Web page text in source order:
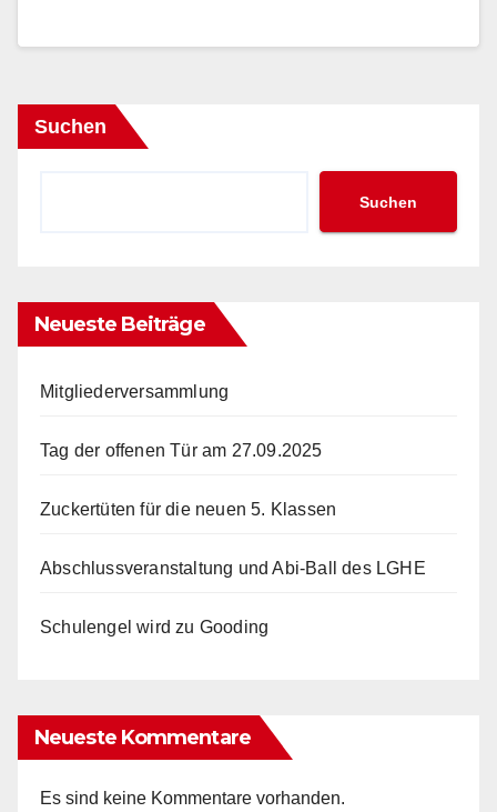
Suchen
Suchen
Neueste Beiträge
Mitgliederversammlung
Tag der offenen Tür am 27.09.2025
Zuckertüten für die neuen 5. Klassen
Abschlussveranstaltung und Abi-Ball des LGHE
Schulengel wird zu Gooding
Neueste Kommentare
Es sind keine Kommentare vorhanden.